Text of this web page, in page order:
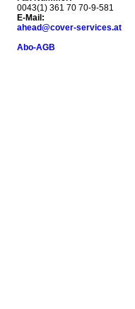
0043(1) 361 70 70-9-581
E-Mail:
ahead@cover-services.at
Abo-AGB